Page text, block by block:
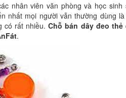
nhân viên văn phòng và học sinh
nhất mọi người vẫn thường dùng
có rất nhiều.Chỗ bán dây đeo
.